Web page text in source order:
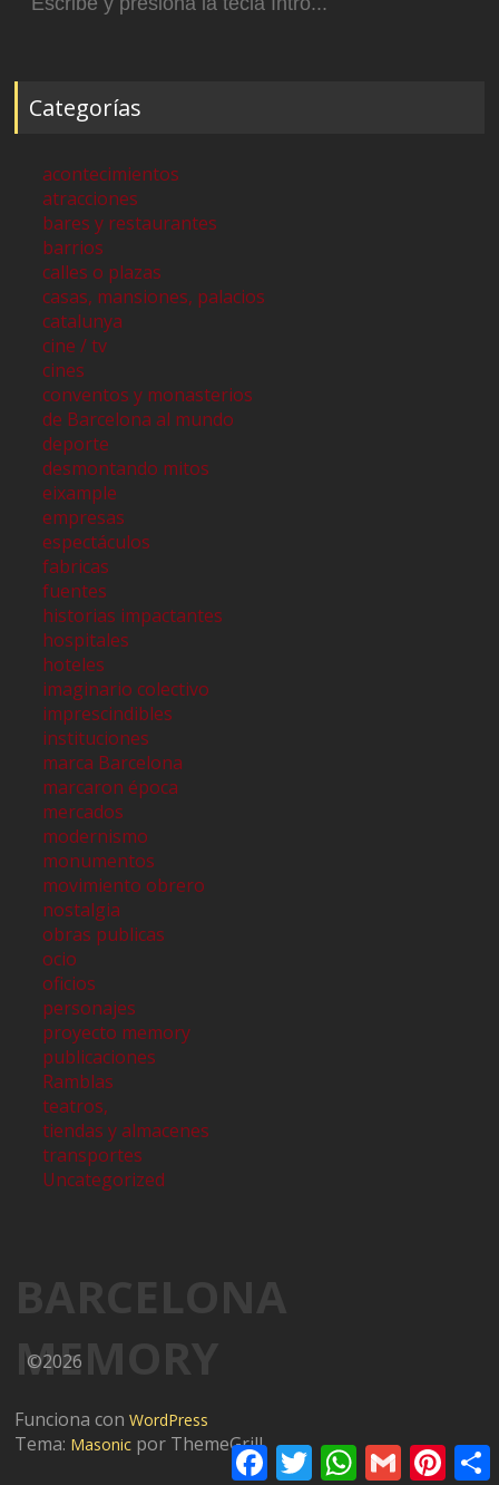
Categorías
acontecimientos
atracciones
bares y restaurantes
barrios
calles o plazas
casas, mansiones, palacios
catalunya
cine / tv
cines
conventos y monasterios
de Barcelona al mundo
deporte
desmontando mitos
eixample
empresas
espectáculos
fabricas
fuentes
historias impactantes
hospitales
hoteles
imaginario colectivo
imprescindibles
instituciones
marca Barcelona
marcaron época
mercados
modernismo
monumentos
movimiento obrero
nostalgia
obras publicas
ocio
oficios
personajes
proyecto memory
publicaciones
Ramblas
teatros,
tiendas y almacenes
transportes
Uncategorized
BARCELONA
MEMORY
©2026
Funciona conWordPress
Tema: Masonic por ThemeGrill FacebookTwitterWhatsApp
Gmail